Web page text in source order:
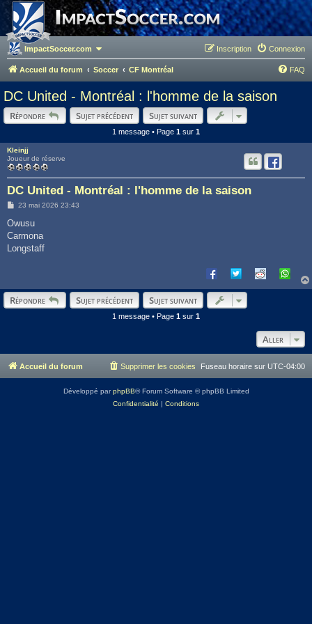
ImpactSoccer.com Connexion
Inscription
Accueil du forum Soccer CF Montréal FAQ
DC United - Montréal : l'homme de la saison
Répondre Sujet précédent Sujet suivant
1 message • Page 1 sur 1
Kleinjj
Joueur de réserve
DC United - Montréal : l'homme de la saison
M
s
a
g
23 mai 2026 23:43
Owusu
Carmona
Longstaff
Répondre Sujet précédent Sujet suivant
1 message • Page 1 sur 1
Aller
Accueil du forum Fuseau horaire sur UTC-04:00
Supprimer les cookies
Développé parphpBB® Forum Software © phpBB Limited
Confidentialité | Conditions